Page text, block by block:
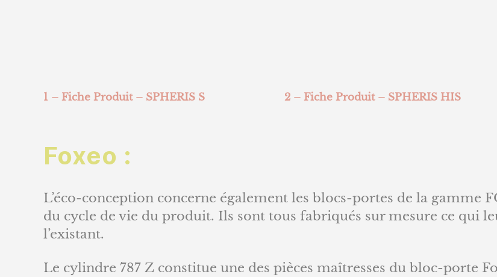
1 – Fiche Produit – SPHERIS S 2 – Fiche Produit – SPHERIS HIS
Foxeo :
L’éco-conception concerne également les blocs-portes de la gamme
du cycle de vie du produit. Ils sont tous fabriqués sur mesure ce qui
l’existant.
Le cylindre 787 Z constitue une des pièces maîtresses du bloc-porte